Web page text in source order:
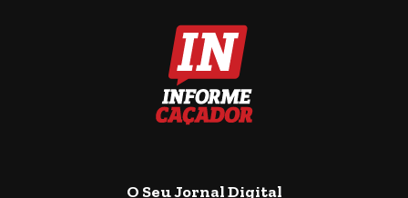
O Seu Jornal Digital